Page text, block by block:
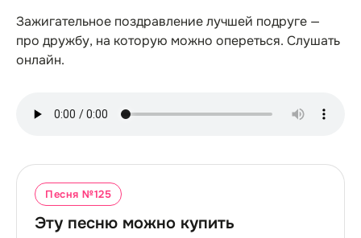
Зажигательное поздравление лучшей подруге —
про дружбу, на которую можно опереться. Слушать
онлайн.
Песня №125
Эту песню можно купить